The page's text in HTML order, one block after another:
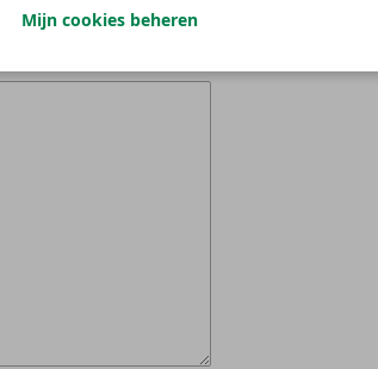
Mijn cookies beheren